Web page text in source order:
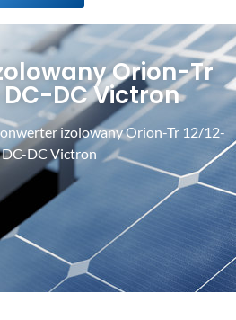
Orion-Tr
DC-DC Victron
izolowany Orion-Tr 12/12-
DC-DC Victron